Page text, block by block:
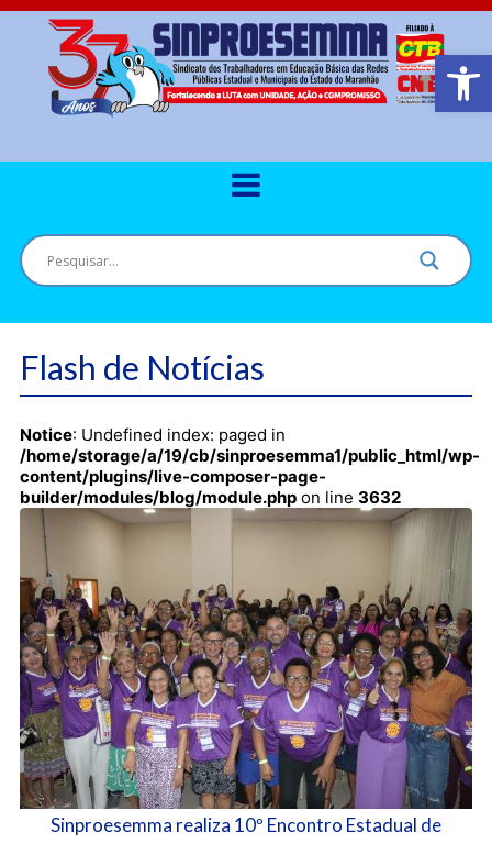
Barra de
Flash de Notícias
Notice: Undefined index: paged in
/home/storage/a/19/cb/sinproesemma1/public_html/wp-
content/plugins/live-composer-page-
builder/modules/blog/module.phpon line 3632
Sinproesemma realiza 10º Encontro Estadual de